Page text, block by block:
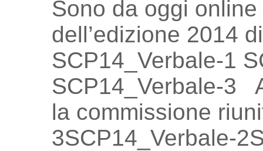
Sono da oggi
dell’edizione 2014
SCP14_Verbale-1
SCP14_Verbale-3
la commissione
3SCP14_Verbale-